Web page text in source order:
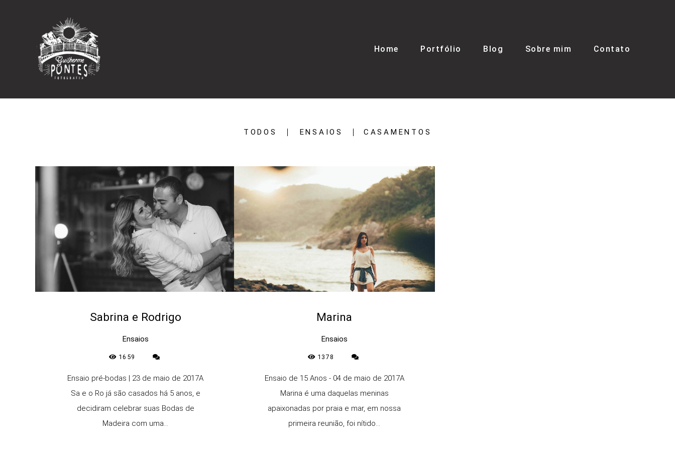
Home Portfólio Blog Sobre mim Contato
TODOS ENSAIOS CASAMENTOS
Sabrina e Rodrigo
Ensaios
1659
Ensaio pré-bodas | 23 de maio de 2017A
Sa e o Ro já são casados há 5 anos, e
decidiram celebrar suas Bodas de
Madeira com uma...
Marina
Ensaios
1378
Ensaio de 15 Anos - 04 de maio de 2017A
Marina é uma daquelas meninas
apaixonadas por praia e mar, em nossa
primeira reunião, foi nítido...